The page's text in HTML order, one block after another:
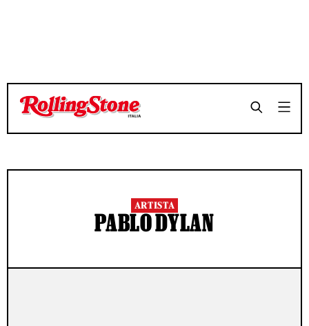
ARTISTA
PABLO DYLAN